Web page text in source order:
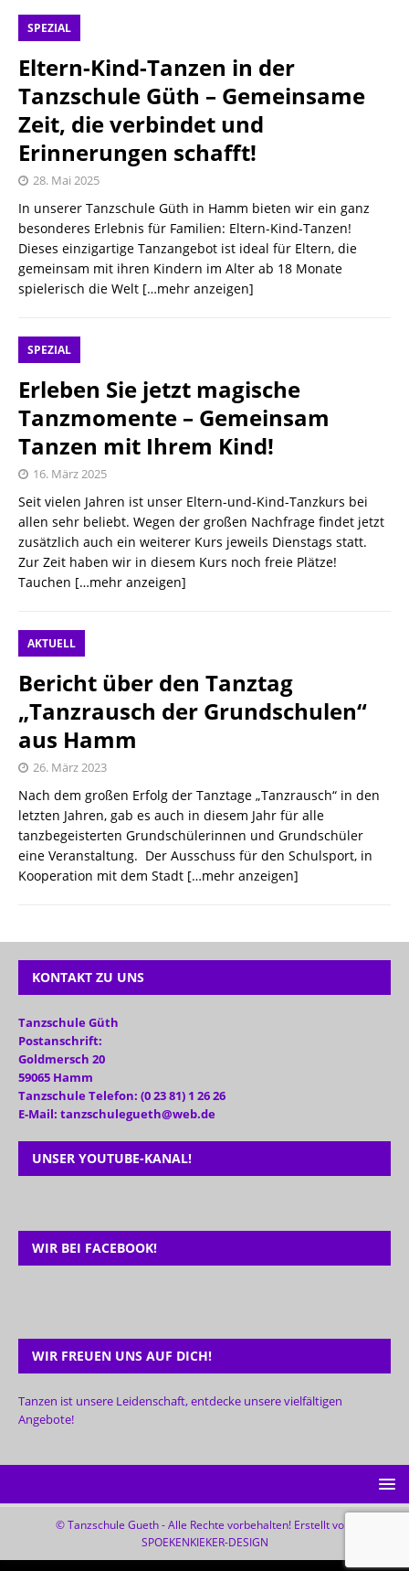
SPEZIAL
Eltern-Kind-Tanzen in der
Tanzschule Güth – Gemeinsame
Zeit, die verbindet und
Erinnerungen schafft!
28. Mai 2025
In unserer Tanzschule Güth in Hamm bieten wir ein ganz
besonderes Erlebnis für Familien: Eltern-Kind-Tanzen!
Dieses einzigartige Tanzangebot ist ideal für Eltern, die
gemeinsam mit ihren Kindern im Alter ab 18 Monate
spielerisch die Welt […mehr anzeigen]
SPEZIAL
Erleben Sie jetzt magische
Tanzmomente – Gemeinsam
Tanzen mit Ihrem Kind!
16. März 2025
Seit vielen Jahren ist unser Eltern-und-Kind-Tanzkurs bei
allen sehr beliebt. Wegen der großen Nachfrage findet jetzt
zusätzlich auch ein weiterer Kurs jeweils Dienstags statt.
Zur Zeit haben wir in diesem Kurs noch freie Plätze!
Tauchen […mehr anzeigen]
AKTUELL
Bericht über den Tanztag
„Tanzrausch der Grundschulen“
aus Hamm
26. März 2023
Nach dem großen Erfolg der Tanztage „Tanzrausch“ in den
letzten Jahren, gab es auch in diesem Jahr für alle
tanzbegeisterten Grundschülerinnen und Grundschüler
eine Veranstaltung. Der Ausschuss für den Schulsport, in
Kooperation mit dem Stadt […mehr anzeigen]
KONTAKT ZU UNS
Tanzschule Güth
Postanschrift:
Goldmersch 20
59065 Hamm
Tanzschule Telefon: (0 23 81) 1 26 26
E-Mail: tanzschulegueth@web.de
UNSER YOUTUBE-KANAL!
WIR BEI FACEBOOK!
WIR FREUEN UNS AUF DICH!
Tanzen ist unsere Leidenschaft, entdecke unsere vielfältigen
Angebote!
© Tanzschule Gueth - Alle Rechte vorbehalten! Erstellt von:
SPOEKENKIEKER-DESIGN